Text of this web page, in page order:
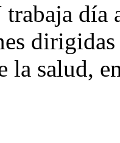
día
la salud,